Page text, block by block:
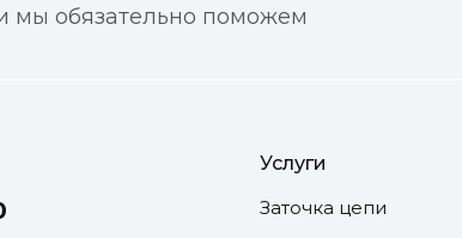
мы обязательно поможем
Услуги
Заточка цепи